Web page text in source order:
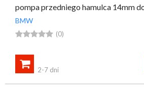
pompa przedniego hamulca 14mm
BMW
 (0)

2-7 dni